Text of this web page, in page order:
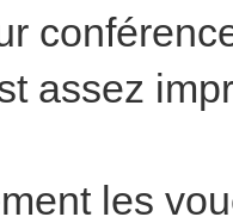
assez
les